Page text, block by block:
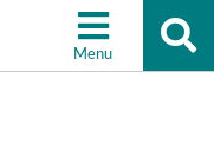
Menu